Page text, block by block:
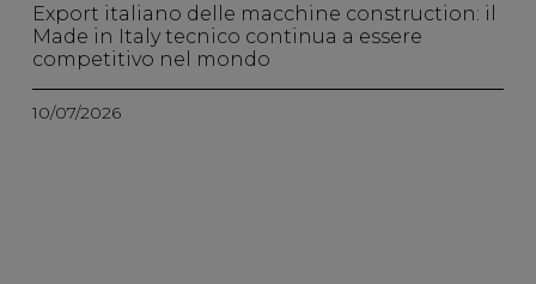
Export italiano delle macchine construction: il
Made in Italy tecnico continua a essere
competitivo nel mondo
10/07/2026